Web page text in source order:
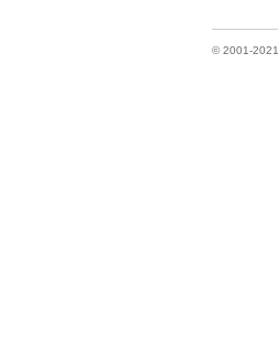
© 2001-2021